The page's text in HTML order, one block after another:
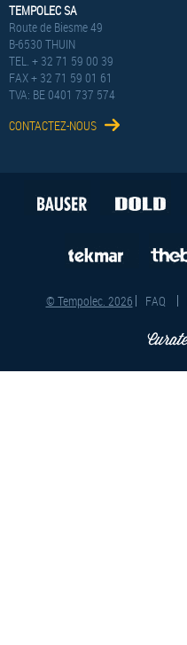
TEMPOLEC SA
Route de Biesme 49
B-6530 THUIN
TEL. + 32 71 59 00 39
FAX + 32 71 59 01 61
TVA: BE 0401 737 574
CONTACTEZ-NOUS
© Tempolec. 2026 FAQ